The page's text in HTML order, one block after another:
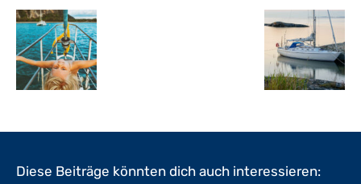
Diese Beiträge könnten dich auch interessieren: